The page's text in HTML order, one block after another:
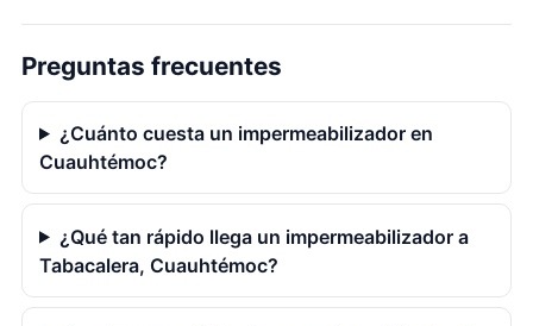
Preguntas frecuentes
¿Cuánto cuesta un impermeabilizador en
Cuauhtémoc?
¿Qué tan rápido llega un impermeabilizador a
Tabacalera, Cuauhtémoc?